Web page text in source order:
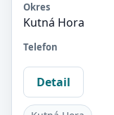
Okres
Kutná Hora
Telefon
Detail